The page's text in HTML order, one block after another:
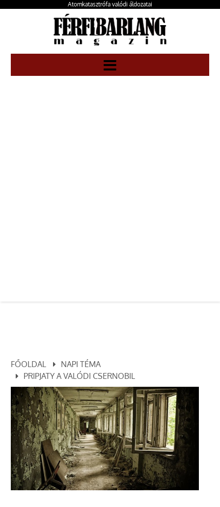
Atomkatasztrófa valódi áldozatai
FŐOLDAL
NAPI TÉMA
PRIPJATY A VALÓDI CSERNOBIL